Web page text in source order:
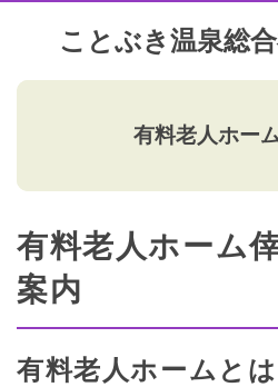
ことぶき温泉総
有料老人ホー
有料老人ホーム
案内
有料老人ホームとは